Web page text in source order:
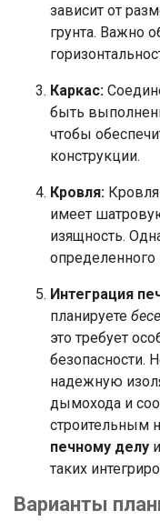
зависит от
грунта. Важно
Каркас:
быть
чтобы
конструкции.
Кровля:
имеет
изящность.
определенного
Интеграция
планируете
это требует
безопасности.
надежную
дымохода и
строительным
печному делу
таких
Варианты